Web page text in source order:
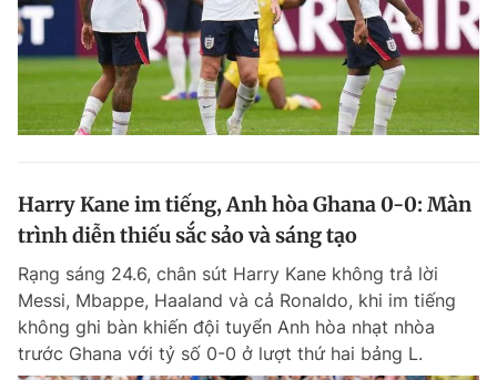
Harry Kane im tiếng, Anh hòa Ghana 0-0: Màn
trình diễn thiếu sắc sảo và sáng tạo
Rạng sáng 24.6, chân sút Harry Kane không trả lời
Messi, Mbappe, Haaland và cả Ronaldo, khi im tiếng
không ghi bàn khiến đội tuyển Anh hòa nhạt nhòa
trước Ghana với tỷ số 0-0 ở lượt thứ hai bảng L.